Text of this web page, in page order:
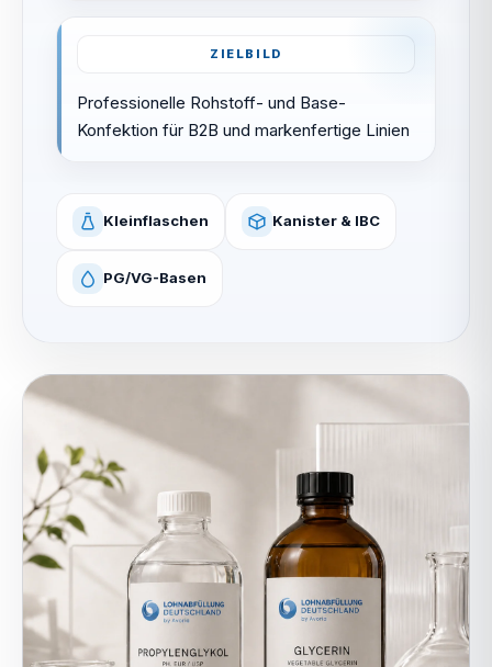
ZIELBILD
Professionelle Rohstoff- und Base-
Konfektion für B2B und markenfertige Linien
Kleinflaschen Kanister & IBC
PG/VG-Basen